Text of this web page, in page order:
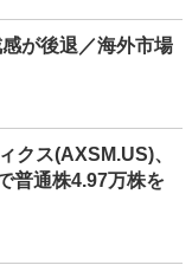
が後退／海外市場
クス(AXSM.US)、
普通株4.97万株を